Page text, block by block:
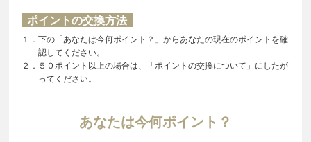
ポイントの交換方法
１．下の「あなたは今何ポイント？」からあなたの現在のポイントを確
認してください。
２．５０ポイント以上の場合は、「ポイントの交換について」にしたが
ってください。
あなたは今何ポイント？